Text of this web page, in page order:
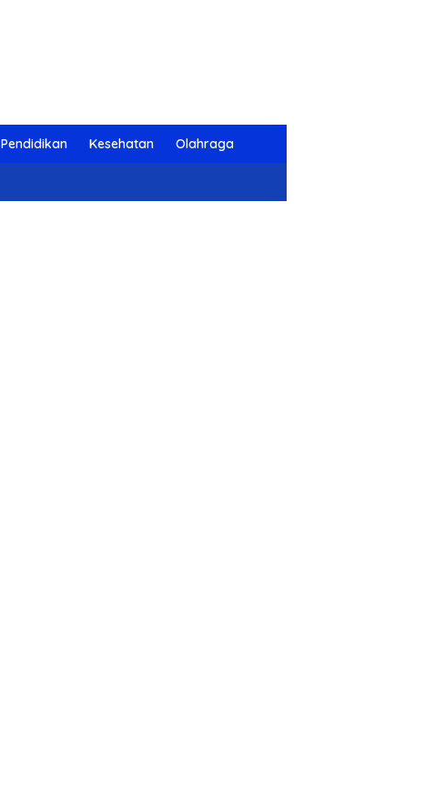
Pendidikan Kesehatan Olahraga